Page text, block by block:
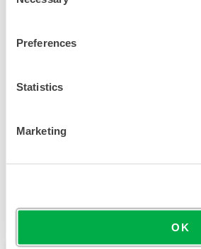
Preferences
Statistics
Marketing
OK
Verfügbar in diesen
EUROPA, INDIEN, OZEANIEN,